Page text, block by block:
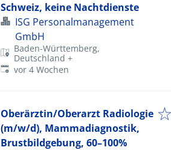
Schweiz, keine Nachtdienste
ISG Personalmanagement
GmbH
Baden-Württemberg,
Deutschland +
Veröffentlicht:
vor 4 Wochen
Oberärztin/Oberarzt Radiologie
(m/w/d), Mammadiagnostik,
Brustbildgebung, 60–100%